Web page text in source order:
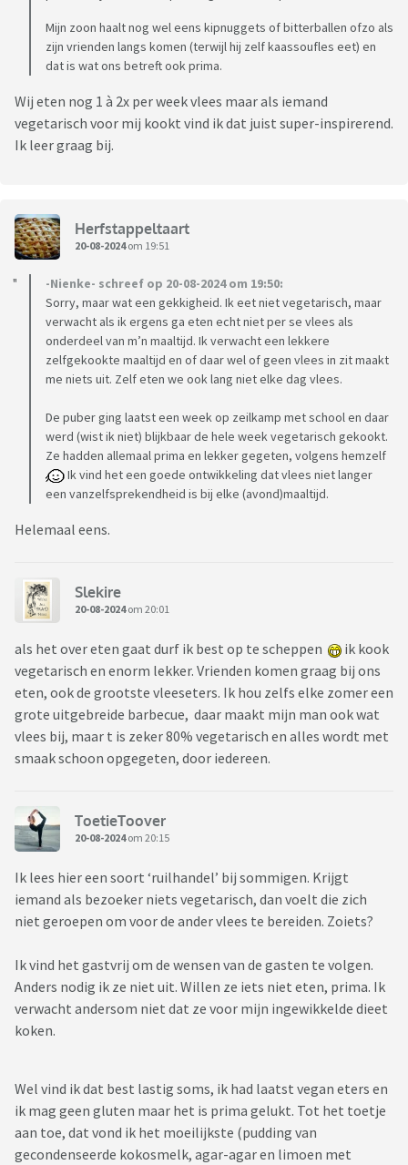
Mijn zoon haalt nog wel eens kipnuggets of bitterballen ofzo als
zijn vrienden langs komen (terwijl hij zelf kaassoufles eet) en
dat is wat ons betreft ook prima.
Wij eten nog 1 à 2x per week vlees maar als iemand
vegetarisch voor mij kookt vind ik dat juist super-inspirerend.
Ik leer graag bij.
Herfstappeltaart
20-08-2024om 19:51
-Nienke- schreef op 20-08-2024 om 19:50:
Sorry, maar wat een gekkigheid. Ik eet niet vegetarisch, maar
verwacht als ik ergens ga eten echt niet per se vlees als
onderdeel van m’n maaltijd. Ik verwacht een lekkere
zelfgekookte maaltijd en of daar wel of geen vlees in zit maakt
me niets uit. Zelf eten we ook lang niet elke dag vlees.
De puber ging laatst een week op zeilkamp met school en daar
werd (wist ik niet) blijkbaar de hele week vegetarisch gekookt.
Ze hadden allemaal prima en lekker gegeten, volgens hemzelf
Ik vind het een goede ontwikkeling dat vlees niet langer
een vanzelfsprekendheid is bij elke (avond)maaltijd.
Helemaal eens.
Slekire
20-08-2024om 20:01
als het over eten gaat durf ik best op te scheppen
ik kook
vegetarisch en enorm lekker. Vrienden komen graag bij ons
eten, ook de grootste vleeseters. Ik hou zelfs elke zomer een
grote uitgebreide barbecue, daar maakt mijn man ook wat
vlees bij, maar t is zeker 80% vegetarisch en alles wordt met
smaak schoon opgegeten, door iedereen.
ToetieToover
20-08-2024om 20:15
Ik lees hier een soort ‘ruilhandel’ bij sommigen. Krijgt
iemand als bezoeker niets vegetarisch, dan voelt die zich
niet geroepen om voor de ander vlees te bereiden. Zoiets?
Ik vind het gastvrij om de wensen van de gasten te volgen.
Anders nodig ik ze niet uit. Willen ze iets niet eten, prima. Ik
verwacht andersom niet dat ze voor mijn ingewikkelde dieet
koken.
Wel vind ik dat best lastig soms, ik had laatst vegan eters en
ik mag geen gluten maar het is prima gelukt. Tot het toetje
aan toe, dat vond ik het moeilijkste (pudding van
gecondenseerde kokosmelk, agar-agar en limoen met